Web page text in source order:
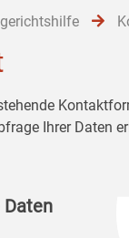
Ihrer Daten